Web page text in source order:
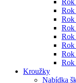
Rok
Rok
Rok
Rok
Rok
Rok
Rok
Rok
Kroužky
Nabídka